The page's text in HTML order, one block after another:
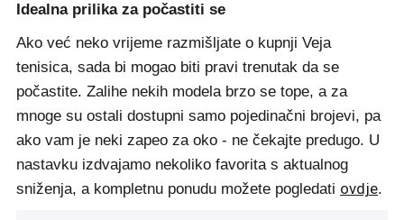
Idealna prilika za počastiti se
Ako već neko vrijeme razmišljate o kupnji Veja
tenisica, sada bi mogao biti pravi trenutak da se
počastite. Zalihe nekih modela brzo se tope, a za
mnoge su ostali dostupni samo pojedinačni brojevi, pa
ako vam je neki zapeo za oko - ne čekajte predugo. U
nastavku izdvajamo nekoliko favorita s aktualnog
sniženja, a kompletnu ponudu možete pogledati ovdje.